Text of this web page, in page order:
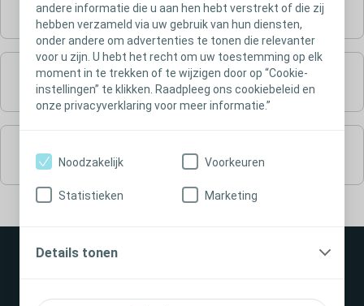
andere informatie die u aan hen hebt verstrekt of die zij
hebben verzameld via uw gebruik van hun diensten,
onder andere om advertenties te tonen die relevanter
voor u zijn. U hebt het recht om uw toestemming op elk
moment in te trekken of te wijzigen door op “Cookie-
instellingen” te klikken. Raadpleeg ons cookiebeleid en
onze privacyverklaring voor meer informatie.”
Noodzakelijk Voorkeuren
Statistieken Marketing
Details tonen
Intermitterende katheters en accessoires
Externe katheters
Urineopvangzakken en accessoires​